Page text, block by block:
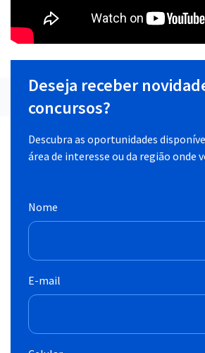
Deseja receber
concursos?
Descubra as oportunidades
área de interesse ou da região onde
Nome
E-mail